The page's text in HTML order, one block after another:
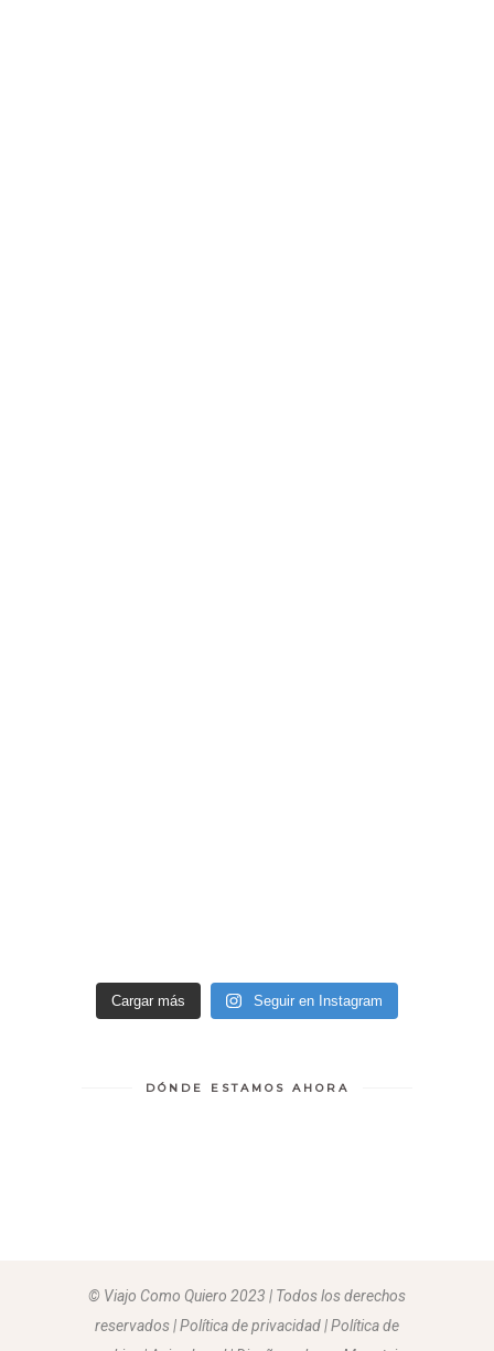
Cargar más Seguir en Instagram
DÓNDE ESTAMOS AHORA
© Viajo Como Quiero 2023 | Todos los derechos
reservados | Política de privacidad | Política de